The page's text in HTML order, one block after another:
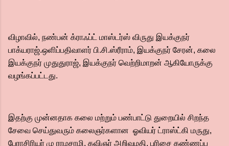
விழாவில், நண்பன் க்ராஃப்ட் மாஸ்டர்ஸ் விருது இயக்குநர்
பாக்யராஜ்.ஒளிப்பதிவாளர் பி.சி.ஸ்ரீராம், இயக்குநர் சேரன், கலை
இயக்குநர் முதுதுராஜ், இயக்குநர் வெற்றிமாறன் ஆகியோருக்கு
வழங்கப்பட்டது.
இதற்கு முன்னதாக கலை மற்றும் பண்பாட்டு துறையில் சிறந்த
சேவை செய்துவரும் கலைஞர்களான ஓவியர் ட்ராஸ்ட்கி மருது,
பேராசிரியர் மு ராமசாமி, கவிஞர் அறிவுமதி, புரிசை கண்ணப்ப